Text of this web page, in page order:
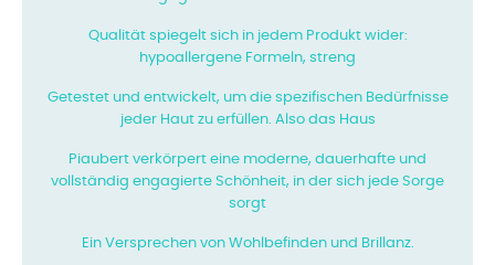
Qualität spiegelt sich in jedem Produkt wider:
hypoallergene Formeln, streng
Getestet und entwickelt, um die spezifischen Bedürfnisse
jeder Haut zu erfüllen. Also das Haus
Piaubert verkörpert eine moderne, dauerhafte und
vollständig engagierte Schönheit, in der sich jede Sorge
sorgt
Ein Versprechen von Wohlbefinden und Brillanz.